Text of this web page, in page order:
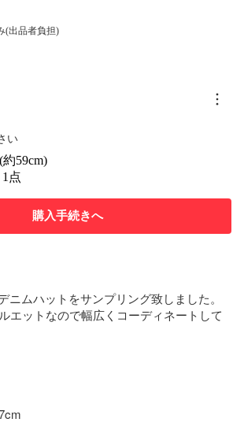
(出品者負担)
い
約59cm)
点
購入手続きへ
ニムハットをサンプリング致しました。
エットなので幅広くコーディネートして